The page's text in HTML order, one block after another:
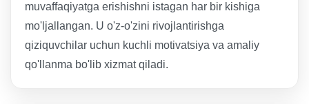
muvaffaqiyatga erishishni istagan har bir kishiga
mo'ljallangan. U o'z-o'zini rivojlantirishga
qiziquvchilar uchun kuchli motivatsiya va amaliy
qo'llanma bo'lib xizmat qiladi.